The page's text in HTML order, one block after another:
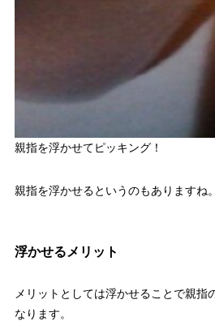
親指を浮かせてピッキング！
親指を浮かせるというのもありますね。
浮かせるメリット
メリットとしては浮かせることで親指
なります。